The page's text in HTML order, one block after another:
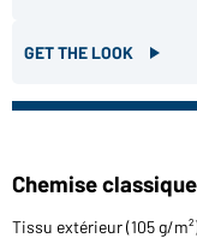
GET THE LOOK
Chemise
Tissu extérieur (105 g/